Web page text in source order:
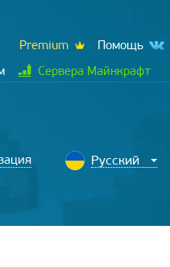
Premium
Помощь
Сервера Майнкрафт